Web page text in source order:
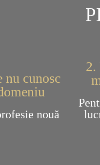
nu cunosc
nouă
2.